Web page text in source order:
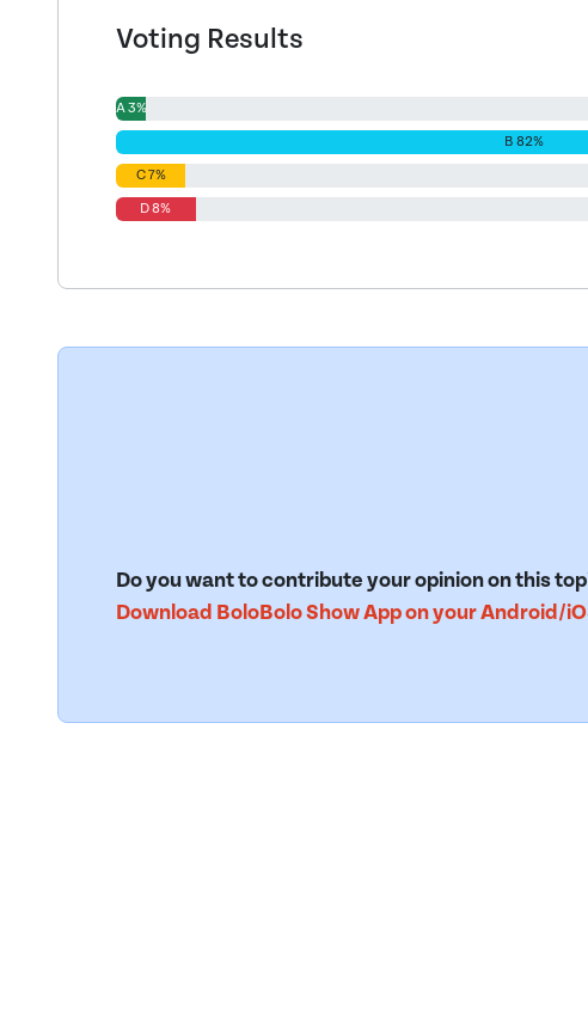
Voting Results
A 3%
B 82%
C 7%
D 8%
Do you want to contribute your opinion on this
Download BoloBolo Show App on your Android/